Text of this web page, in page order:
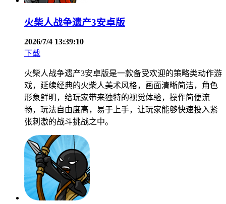
火柴人战争遗产3安卓版
2026/7/4 13:39:10
下载
火柴人战争遗产3安卓版是一款备受欢迎的策略类动作游
戏，延续经典的火柴人美术风格，画面清晰简洁，角色
形象鲜明，给玩家带来独特的视觉体验，操作简便流
畅，玩法自由度高，易于上手，让玩家能够快速投入紧
张刺激的战斗挑战之中。